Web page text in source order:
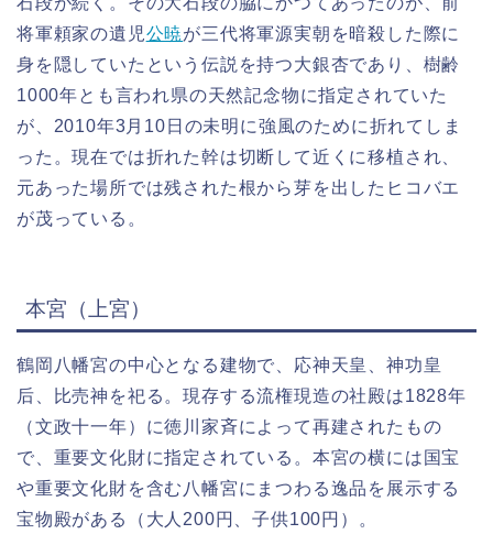
将軍頼家の遺児公暁が三代将軍源実朝を暗殺した際に
身を隠していたという伝説を持つ大銀杏であり、樹齢
1000年とも言われ県の天然記念物に指定されていた
が、2010年3月10日の未明に強風のために折れてしま
った。現在では折れた幹は切断して近くに移植され、
元あった場所では残された根から芽を出したヒコバエ
が茂っている。
本宮（上宮）
鶴岡八幡宮の中心となる建物で、応神天皇、神功皇
后、比売神を祀る。現存する流権現造の社殿は1828年
（文政十一年）に徳川家斉によって再建されたもの
で、重要文化財に指定されている。本宮の横には国宝
や重要文化財を含む八幡宮にまつわる逸品を展示する
宝物殿がある（大人200円、子供100円）。